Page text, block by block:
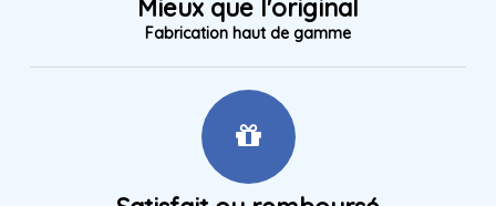
Mieux que l'original
Fabrication haut de gamme